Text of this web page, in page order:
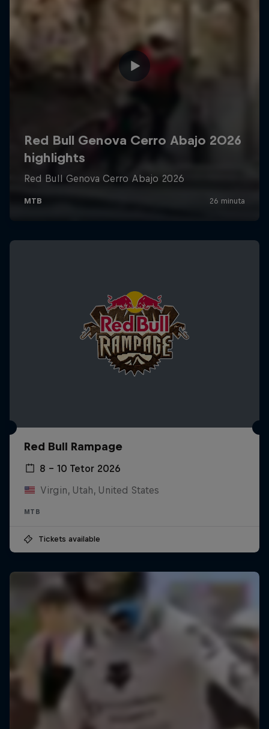
Red Bull Rampage
8 – 10 Tetor 2026
Virgin, Utah, United States
MTB
Tickets available